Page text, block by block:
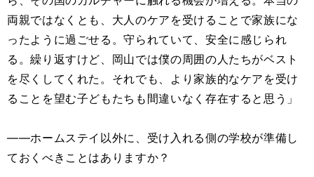
両親ではなくとも、大人のケアを受けることで家族にな
ったように過ごせる。守られていて、安全に感じられ
る。繰り返すけど、岡山では僕の周囲の人たちがベスト
を尽くしてくれた。それでも、より家族的なケアを受け
ることを望む子どもたちも間違いなく存在すると思う」
――ホームステイ以外に、受け入れる側の学校が準備し
ておくべきことはありますか？